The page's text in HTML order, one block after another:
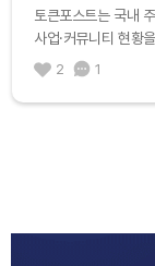
토큰포스트는 국내
사업·커뮤니티 현황
젝트들의 목소리를
장...
2 1